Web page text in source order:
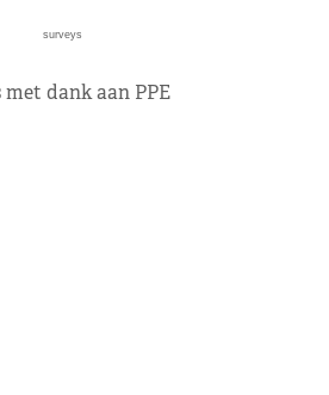
surveys
met dank aan PPE